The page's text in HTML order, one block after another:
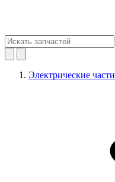
Электрические части